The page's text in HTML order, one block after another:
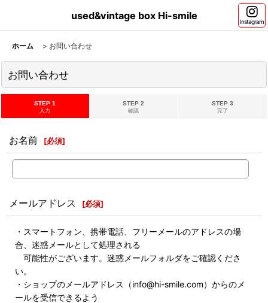
used&vintage box Hi-smile
Instagram
ホーム > お問い合わせ
お問い合わせ
STEP 1
入力
STEP 2
確認
STEP 3
完了
お名前 [必須]
メールアドレス [必須]
・スマートフォン、携帯電話、フリーメールのアドレスの場
合、迷惑メールとして処理される
可能性がございます。迷惑メールフォルダをご確認くださ
い。
・ショップのメールアドレス（info@hi-smile.com）からのメ
ールを受信できるよう